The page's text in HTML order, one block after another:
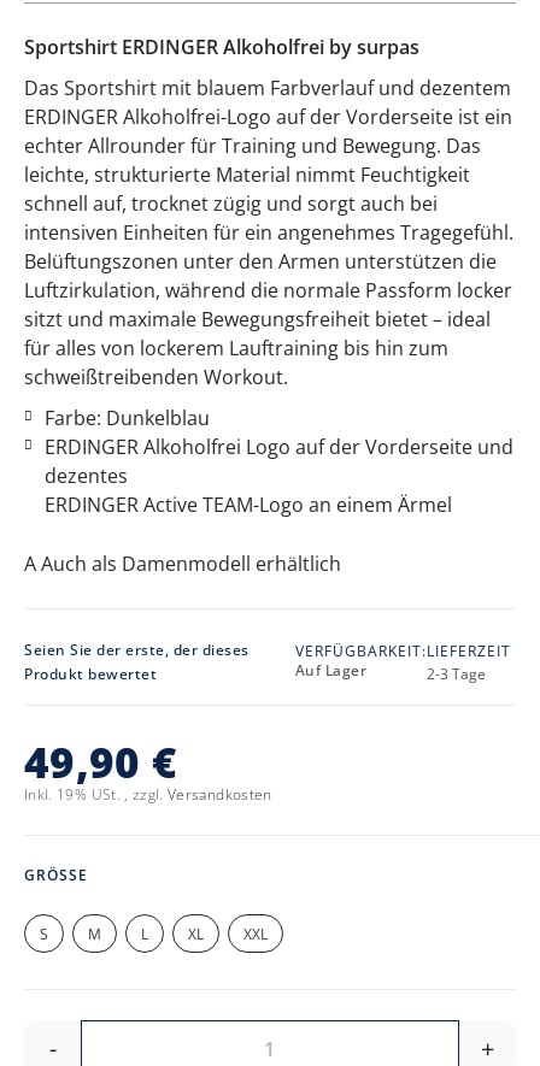
Sportshirt ERDINGER Alkoholfrei by surpas
Das Sportshirt mit blauem Farbverlauf und dezentem
ERDINGER Alkoholfrei-Logo auf der Vorderseite ist ein
echter Allrounder für Training und Bewegung. Das
leichte, strukturierte Material nimmt Feuchtigkeit
schnell auf, trocknet zügig und sorgt auch bei
intensiven Einheiten für ein angenehmes Tragegefühl.
Belüftungszonen unter den Armen unterstützen die
Luftzirkulation, während die normale Passform locker
sitzt und maximale Bewegungsfreiheit bietet – ideal
für alles von lockerem Lauftraining bis hin zum
schweißtreibenden Workout.
Farbe: Dunkelblau
ERDINGER Alkoholfrei Logo auf der Vorderseite und
dezentes
ERDINGER Active TEAM-Logo an einem Ärmel
A Auch als Damenmodell erhältlich
Seien Sie der erste, der dieses
Produkt bewertet
VERFÜGBARKEIT:
Auf Lager
LIEFERZEIT
2-3 Tage
49,90 €
Inkl. 19% USt. , zzgl.Versandkosten
GRÖSSE
S M L XL XXL
- +